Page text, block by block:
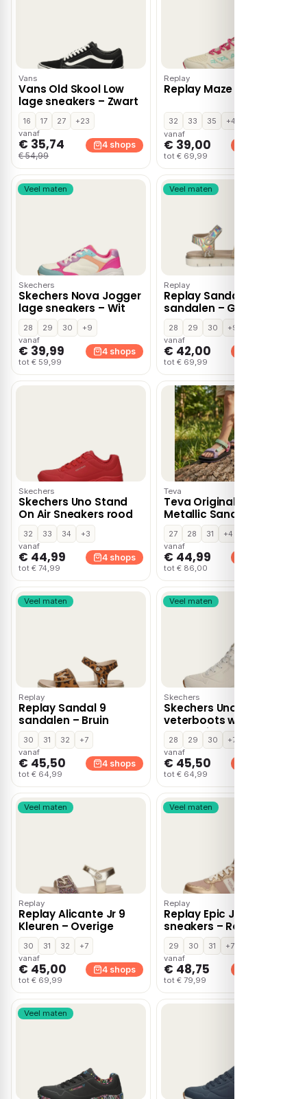
Vans
Vans Old Skool Low
lage sneakers – Zwart
16 17 27
+23
vanaf
€ 35,74
€ 54,99
4 shops
Replay
Replay Maze Jr – Beige
32 33 35
+4
vanaf
€ 39,00
tot € 69,99
Veel maten
Skechers
Skechers Nova Jogger
lage sneakers – Wit
28 29 30
+9
vanaf
€ 39,99
tot € 59,99
4 shops
Veel maten
Replay
Replay Sandal 2
sandalen – Goud
28 29 30
+9
vanaf
€ 42,00
tot € 69,99
Skechers
Skechers Uno Stand
On Air Sneakers rood
32 33 34
+3
vanaf
€ 44,99
tot € 74,99
4 shops
Teva
Teva Original Universal
Metallic Sandalen
groen
27 28 31
+4
vanaf
€ 44,99
tot € 86,00
Veel maten
Replay
Replay Sandal 9
sandalen – Bruin
30 31 32
+7
vanaf
€ 45,50
tot € 64,99
4 shops
Veel maten
Skechers
Skechers Uno Fall Air
veterboots wit
Synthetisch
28 29 30
+7
vanaf
€ 45,50
tot € 64,99
Veel maten
Replay
Replay Alicante Jr 9
Kleuren – Overige
30 31 32
+7
vanaf
€ 45,00
tot € 69,99
4 shops
Veel maten
Replay
Replay Epic Jr. hoge
sneakers – Roze
29 30 31
+7
vanaf
€ 48,75
tot € 79,99
Veel maten